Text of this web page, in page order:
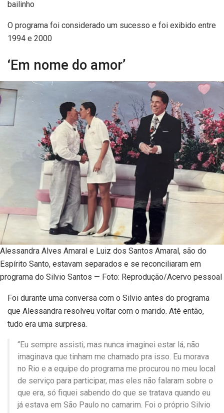
bailinho
O programa foi considerado um sucesso e foi exibido entre
1994 e 2000
‘Em nome do amor’
Alessandra Alves Amaral e Luiz dos Santos Amaral, são do
Espírito Santo, estavam separados e se reconciliaram em
programa do Silvio Santos — Foto: Reprodução/Acervo pessoal
Foi durante uma conversa com o Silvio antes do programa
que Alessandra resolveu voltar com o marido. Até então,
tudo era uma surpresa.
“Eu sempre assisti, mas nunca imaginei estar lá, não
imaginava que tinham me chamado pra isso. Eu morava
no Rio e a equipe do programa me procurou no meu local
de serviço para participar, mas eles não falaram sobre o
que era, só fiquei sabendo do que se tratava quando eu
já estava em São Paulo no camarim. Foi o próprio Silvio